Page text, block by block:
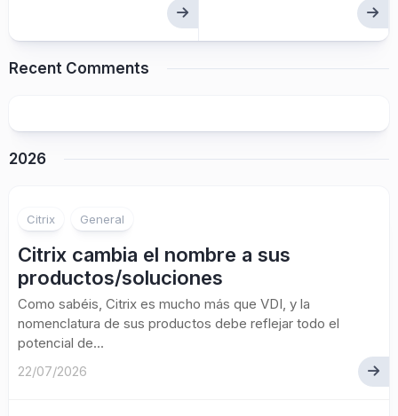
Recent Comments
2026
Citrix General
Citrix cambia el nombre a sus
productos/soluciones
Como sabéis, Citrix es mucho más que VDI, y la
nomenclatura de sus productos debe reflejar todo el
potencial de...
22/07/2026